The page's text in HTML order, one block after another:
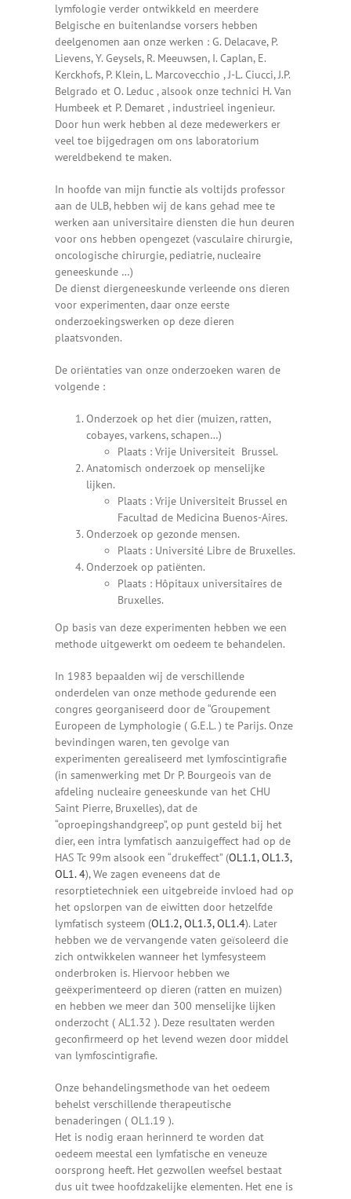
lymfologie verder ontwikkeld en meerdere
Belgische en buitenlandse vorsers hebben
deelgenomen aan onze werken : G. Delacave, P.
Lievens, Y. Geysels, R. Meeuwsen, I. Caplan, E.
Kerckhofs, P. Klein, L. Marcovecchio , J-L. Ciucci, J.P.
Belgrado et O. Leduc , alsook onze technici H. Van
Humbeek et P. Demaret , industrieel ingenieur.
Door hun werk hebben al deze medewerkers er
veel toe bijgedragen om ons laboratorium
wereldbekend te maken.
In hoofde van mijn functie als voltijds professor
aan de ULB, hebben wij de kans gehad mee te
werken aan universitaire diensten die hun deuren
voor ons hebben opengezet (vasculaire chirurgie,
oncologische chirurgie, pediatrie, nucleaire
geneeskunde …)
De dienst diergeneeskunde verleende ons dieren
voor experimenten, daar onze eerste
onderzoekingswerken op deze dieren
plaatsvonden.
De oriëntaties van onze onderzoeken waren de
volgende :
Onderzoek op het dier (muizen, ratten,
cobayes, varkens, schapen…)
Plaats : Vrije Universiteit Brussel.
Anatomisch onderzoek op menselijke
lijken.
Plaats : Vrije Universiteit Brussel en
Facultad de Medicina Buenos-Aires.
Onderzoek op gezonde mensen.
Plaats : Université Libre de Bruxelles.
Onderzoek op patiënten.
Plaats : Hôpitaux universitaires de
Bruxelles.
Op basis van deze experimenten hebben we een
methode uitgewerkt om oedeem te behandelen.
In 1983 bepaalden wij de verschillende
onderdelen van onze methode gedurende een
congres georganiseerd door de “Groupement
Europeen de Lymphologie ( G.E.L. ) te Parijs. Onze
bevindingen waren, ten gevolge van
experimenten gerealiseerd met lymfoscintigrafie
(in samenwerking met Dr P. Bourgeois van de
afdeling nucleaire geneeskunde van het CHU
Saint Pierre, Bruxelles), dat de
“oproepingshandgreep”, op punt gesteld bij het
dier, een intra lymfatisch aanzuigeffect had op de
HAS Tc 99m alsook een “drukeffect” (OL1.1, OL1.3,
OL1. 4), We zagen eveneens dat de
resorptietechniek een uitgebreide invloed had op
het opslorpen van de eiwitten door hetzelfde
lymfatisch systeem (OL1.2, OL1.3, OL1.4). Later
hebben we de vervangende vaten geïsoleerd die
zich ontwikkelen wanneer het lymfesysteem
onderbroken is. Hiervoor hebben we
geëxperimenteerd op dieren (ratten en muizen)
en hebben we meer dan 300 menselijke lijken
onderzocht ( AL1.32 ). Deze resultaten werden
geconfirmeerd op het levend wezen door middel
van lymfoscintigrafie.
Onze behandelingsmethode van het oedeem
behelst verschillende therapeutische
benaderingen ( OL1.19 ).
Het is nodig eraan herinnerd te worden dat
oedeem meestal een lymfatische en veneuze
oorsprong heeft. Het gezwollen weefsel bestaat
dus uit twee hoofdzakelijke elementen. Het ene is